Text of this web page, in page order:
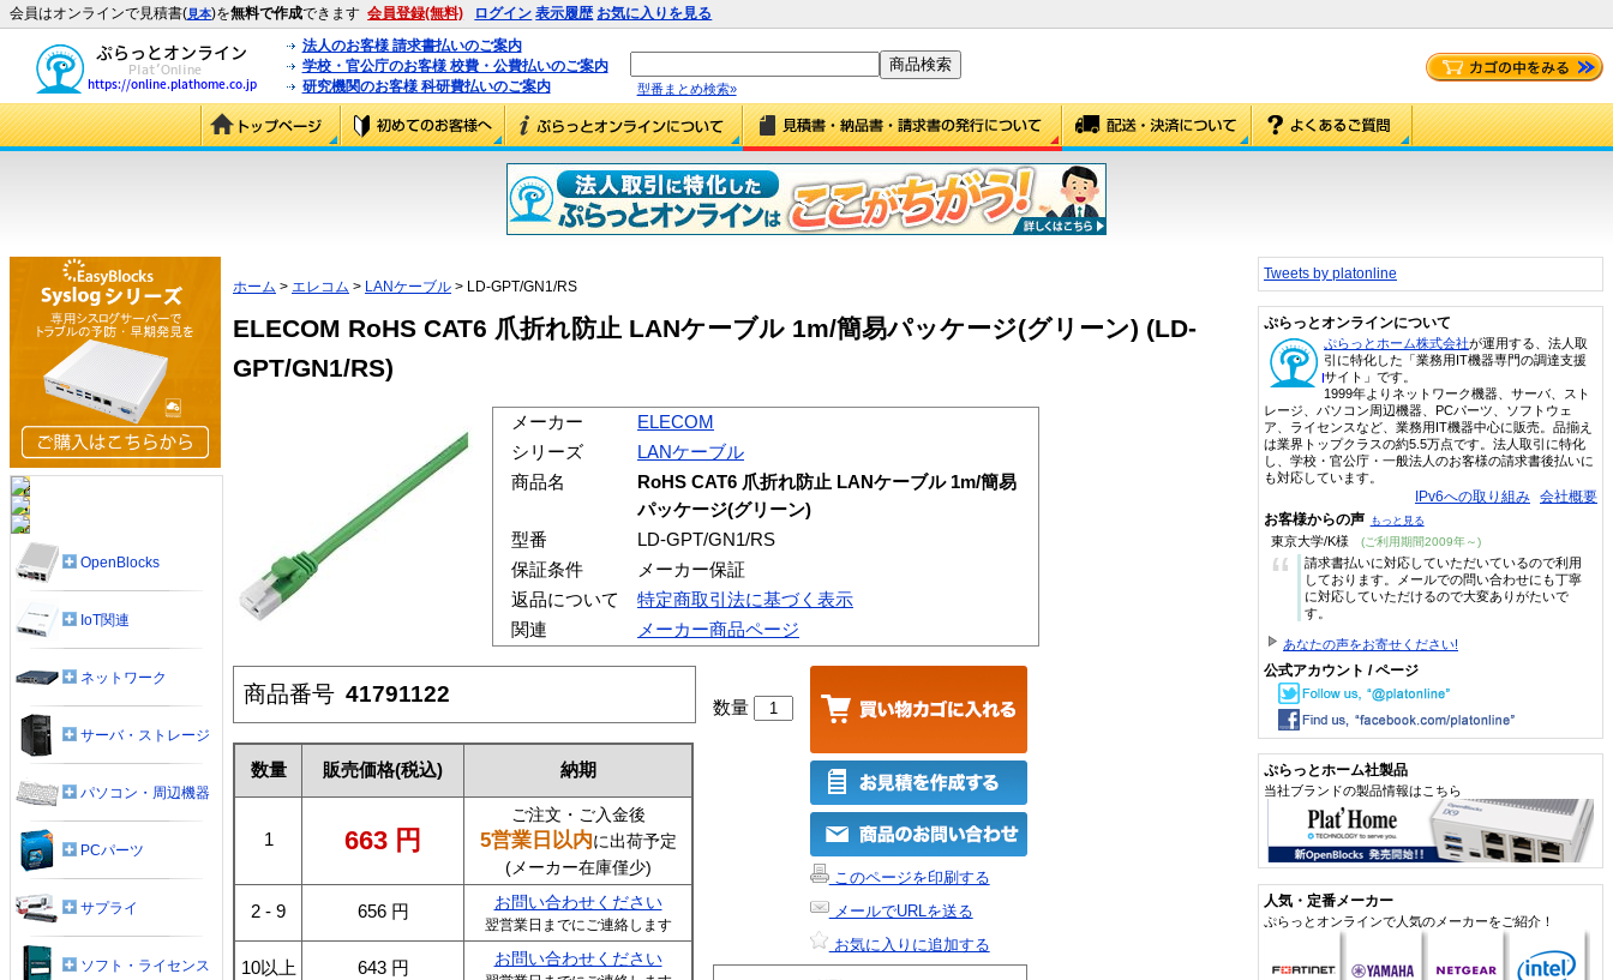
会員はオンラインで見積書(見本)を無料で作成できます 会員登録(無料) ログイン 表示履歴 お気に入りを見る
法人のお客様 請求書払いのご案内
学校・官公庁のお客様 校費・公費払いのご案内
研究機関のお客様 科研費払いのご案内
型番まとめ検索»
ホーム > エレコム > LANケーブル > LD-GPT/GN1/RS
ELECOM RoHS CAT6 爪折れ防止 LANケーブル 1m/簡易パッケージ(グリーン) (LD-
GPT/GN1/RS)
メーカー
ELECOM
シリーズ
LANケーブル
商品名
RoHS CAT6 爪折れ防止 LANケーブル 1m/簡易
パッケージ(グリーン)
型番
LD-GPT/GN1/RS
保証条件
メーカー保証
返品について
特定商取引法に基づく表示
関連
メーカー商品ページ
商品番号 41791122
数量 販売価格(税込) 納期
1 663 円
ご注文・ご入金後
5営業日以内に出荷予定
(メーカー在庫僅少)
2 - 9 656 円 お問い合わせください
翌営業日までにご連絡します
10以上 643 円 お問い合わせください
数量
このページを印刷する
メールでURLを送る
お気に入りに追加する
OpenBlocks
IoT関連
ネットワーク
サーバ・ストレージ
パソコン・周辺機器
PCパーツ
サプライ
ソフト・ライセンス
Tweets by platonline
ぷらっとオンラインについて
ぷらっとホーム株式会社が運用する、法人取
引に特化した「業務用IT機器専門の調達支援
サイト」です。
1999年よりネットワーク機器、サーバ、スト
レージ、パソコン周辺機器、PCパーツ、ソフトウェ
ア、ライセンスなど、業務用IT機器中心に販売。品揃え
は業界トップクラスの約5.5万点です。法人取引に特化
し、学校・官公庁・一般法人のお客様の請求書後払いに
も対応しています。
IPv6への取り組み 会社概要
お客様からの声 もっと見る
東京大学/K様 (ご利用期間2009年～)
“
請求書払いに対応していただいているので利用
しております。メールでの問い合わせにも丁寧
に対応していただけるので大変ありがたいで
す。
あなたの声をお寄せください!
公式アカウント / ページ
ぷらっとホーム社製品
当社ブランドの製品情報はこちら
人気・定番メーカー
ぷらっとオンラインで人気のメーカーをご紹介！